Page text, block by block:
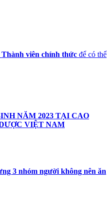
Thành viên chính thức để có thể
NĂM 2023 TẠI CAO
VIỆT NAM
3 nhóm người không nên ăn